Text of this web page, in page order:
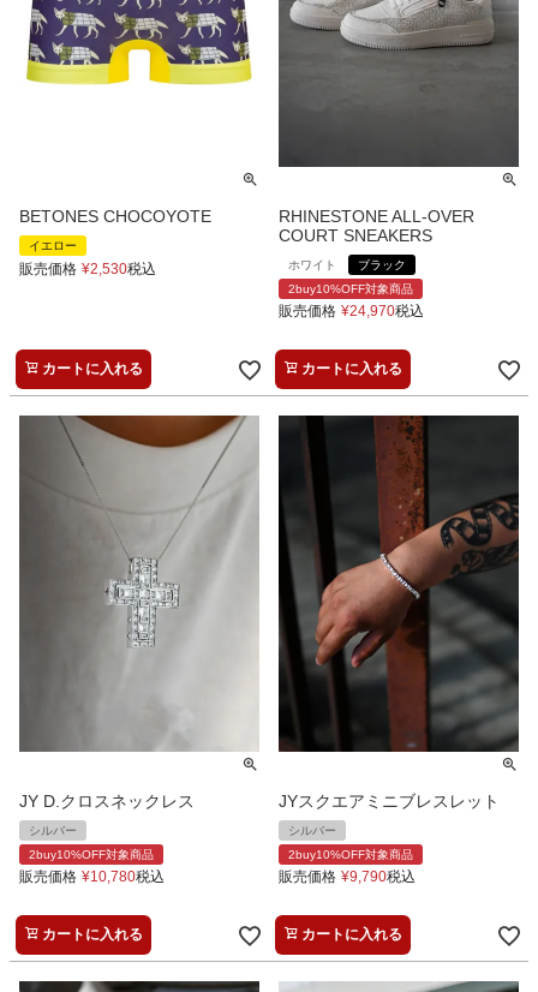
BETONES CHOCOYOTE
イエロー
販売価格 ¥2,530税込
カートに入れる
RHINESTONE ALL-OVER
COURT SNEAKERS
ホワイト
ブラック
2buy10%OFF対象商品
販売価格 ¥24,970税込
カートに入れる
JY D.クロスネックレス
シルバー
2buy10%OFF対象商品
販売価格 ¥10,780税込
カートに入れる
JYスクエアミニブレスレット
シルバー
2buy10%OFF対象商品
販売価格 ¥9,790税込
カートに入れる